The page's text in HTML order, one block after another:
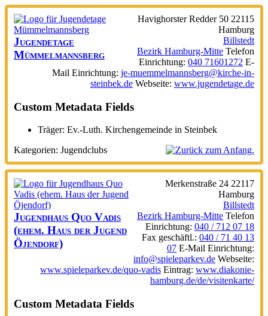
Jugendetage
Mümmelmannsberg
Havighorster Redder 50 22115
Hamburg
Billstedt
Bezirk Hamburg-Mitte Telefon
Einrichtung: 040 71601272 E-
Mail Einrichtung: je-muemmelmannsberg@kirche-in-
steinbek.de Webseite: www.jugendetage.de
Custom Metadata Fields
Träger: Ev.-Luth. Kirchengemeinde in Steinbek
Kategorien: Jugendclubs
Jugendhaus Quo Vadis
(ehem. Haus der Jugend
Öjendorf)
Merkenstraße 24 22117
Hamburg
Billstedt
Bezirk Hamburg-Mitte Telefon
Einrichtung: 040 / 712 07 18
Fax geschäftl.: 040 / 71 40 13
07 E-Mail Einrichtung:
info@spieleparkev.de Webseite:
www.spieleparkev.de/quo-vadis Eintrag: www.diakonie-
hamburg.de/de/visitenkarte/
Custom Metadata Fields